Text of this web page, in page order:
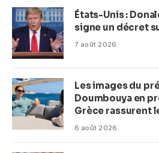
États-Unis :
signe un décret
7 août 2026
Les images du
Doumbouya en
Grèce rassurent
(Macka Baldé)
6 août 2026